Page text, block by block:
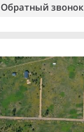
Обратный звонок